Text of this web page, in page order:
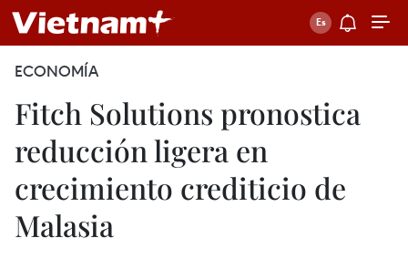
ECONOMÍA
Fitch Solutions pronostica
reducción ligera en
crecimiento crediticio de
Malasia